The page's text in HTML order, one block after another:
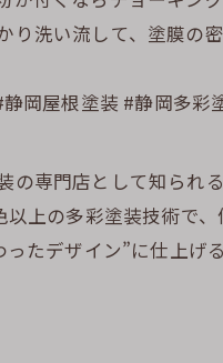
り洗い流して、塗膜の
岡屋根塗装 #静岡多彩
の専門店として知られ
以上の多彩塗装技術で
ったデザイン”に仕上げ